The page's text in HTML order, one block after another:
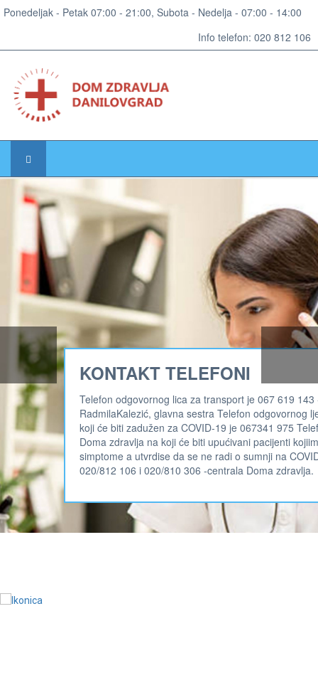
Ponedeljak - Petak 07:00 - 21:00, Subota - Nedelja - 07:00 - 14:00
Info telefon: 020 812 106
Previous
KONTAKT TELEFONI
Telefon odgovornog lica za transport je 067 619 143
RadmilaKalezić, glavna sestra Telefon odgovornog
koji će biti zadužen za COVID-19 je 067341 975
Doma zdravlja na koji će biti upućivani pacijenti
simptome a utvrdise da se ne radi o sumnji na
020/812 106 i 020/810 306 -centrala Doma zdravlja.